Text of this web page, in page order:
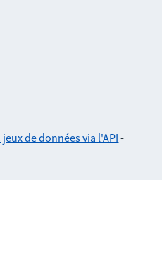
de données via l'API -